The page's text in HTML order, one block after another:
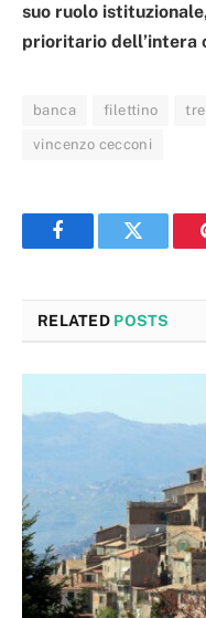
suo ruolo
prioritario dell’intera
banca filettino
vincenzo cecconi
FacebookTwitter
RELATED POSTS